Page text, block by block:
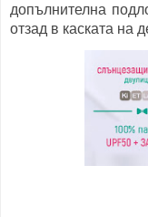
допълнителна
отзад в каската на